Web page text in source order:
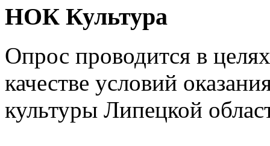
НОК Культура
Опрос проводится в
качестве условий
культуры Липецкой